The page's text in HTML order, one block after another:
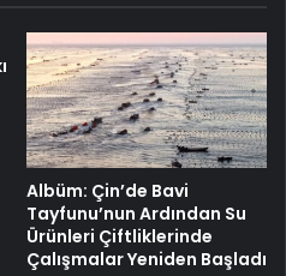
Albüm: Çin’de Bavi
Tayfunu’nun Ardından Su
Ürünleri Çiftliklerinde
Çalışmalar Yeniden Başladı